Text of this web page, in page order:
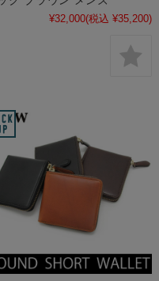
¥32,000(税込 ¥35,200)